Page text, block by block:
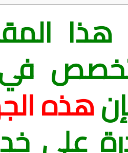
في
هذه
على